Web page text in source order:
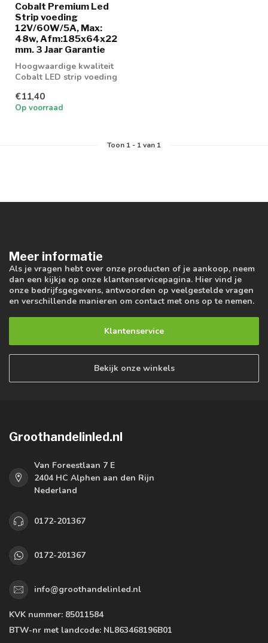
Cobalt Premium Led
Strip voeding
12V/60W/5A, Max:
48w, Afm:185x64x22
mm. 3 Jaar Garantie
Hoogwaardige kwaliteit
Cobalt LED strip voeding
€11,40
Op voorraad
Toon 1- 1van 1
Meer informatie
Als je vragen hebt over onze producten of je aankoop, neem
dan een kijkje op onze klantenservicepagina. Hier vind je
onze bedrijfsgegevens, antwoorden op veelgestelde vragen
en verschillende manieren om contact met ons op te nemen.
Klantenservice
Bekijk onze winkels
Groothandelinled.nl
Van Foreestlaan 7 E
2404 HC Alphen aan den Rijn
Nederland
0172-201367
0172-201367
info@groothandelinled.nl
KVK nummer: 85011584
BTW-nr met landcode: NL863468196B01